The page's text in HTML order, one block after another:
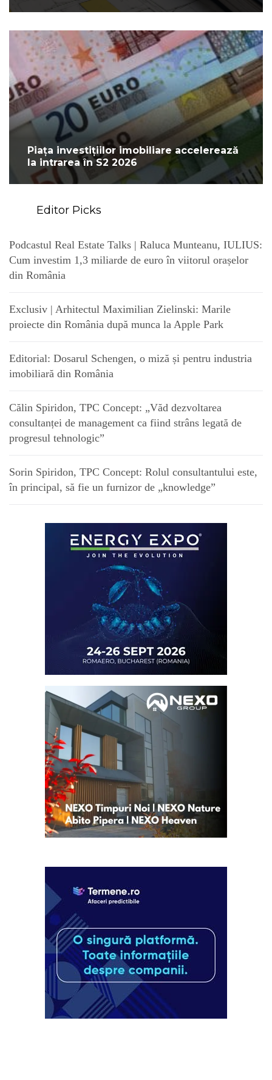
Piața investițiilor imobiliare accelerează
la intrarea în S2 2026
Editor Picks
Podcastul Real Estate Talks | Raluca Munteanu, IULIUS:
Cum investim 1,3 miliarde de euro în viitorul orașelor
din România
Exclusiv | Arhitectul Maximilian Zielinski: Marile
proiecte din România după munca la Apple Park
Editorial: Dosarul Schengen, o miză și pentru industria
imobiliară din România
Călin Spiridon, TPC Concept: „Văd dezvoltarea
consultanței de management ca fiind strâns legată de
progresul tehnologic”
Sorin Spiridon, TPC Concept: Rolul consultantului este,
în principal, să fie un furnizor de „knowledge”